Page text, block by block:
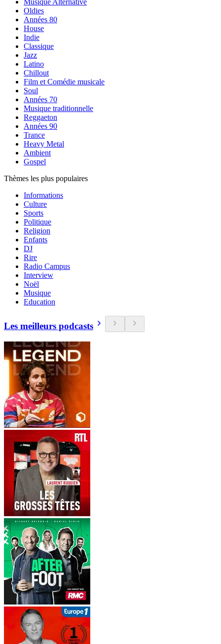
Musique Alternative
Oldies
Années 80
House
Indie
Classique
Jazz
Latino
Chillout
Film et Comédie musicale
Soul
Années 70
Musique traditionnelle
Reggaeton
Années 90
Trance
Heavy Metal
Ambient
Gospel
Thèmes les plus populaires
Informations
Culture
Sports
Politique
Religion
Enfants
DJ
Rire
Radio Campus
Interview
Noël
Musique
Education
Les meilleurs podcasts